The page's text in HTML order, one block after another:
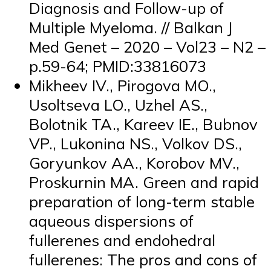
Diagnosis and Follow-up of
Multiple Myeloma. // Balkan J
Med Genet – 2020 – Vol23 – N2 –
p.59-64; PMID:33816073
Mikheev IV., Pirogova MO.,
Usoltseva LO., Uzhel AS.,
Bolotnik TA., Kareev IE., Bubnov
VP., Lukonina NS., Volkov DS.,
Goryunkov AA., Korobov MV.,
Proskurnin MA. Green and rapid
preparation of long-term stable
aqueous dispersions of
fullerenes and endohedral
fullerenes: The pros and cons of